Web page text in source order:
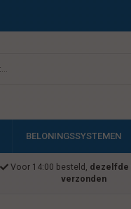
BELONINGSSYSTEMEN
Voor 14:00 besteld, dezelfde
verzonden